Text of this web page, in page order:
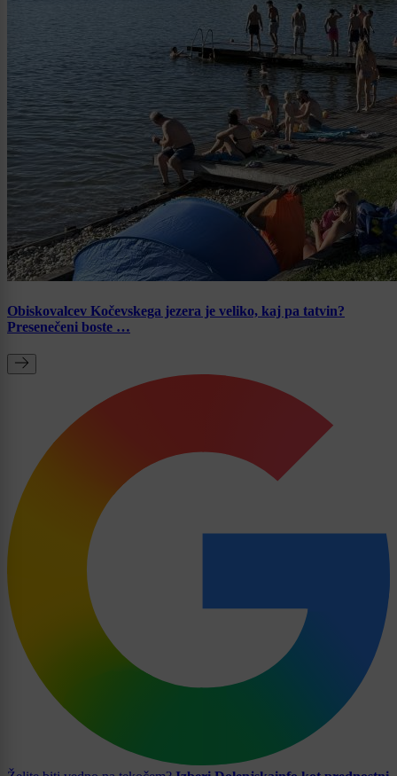
Obiskovalcev Kočevskega jezera je veliko, kaj pa tatvin?
Presenečeni boste …